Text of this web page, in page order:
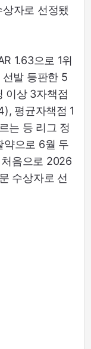
자로 선정됐
1.63으로 1위
발 등판한 5
이상 3자책점
평균자책점 1
는 등 리그 정
약으로 6월 두
음으로 2026
수상자로 선